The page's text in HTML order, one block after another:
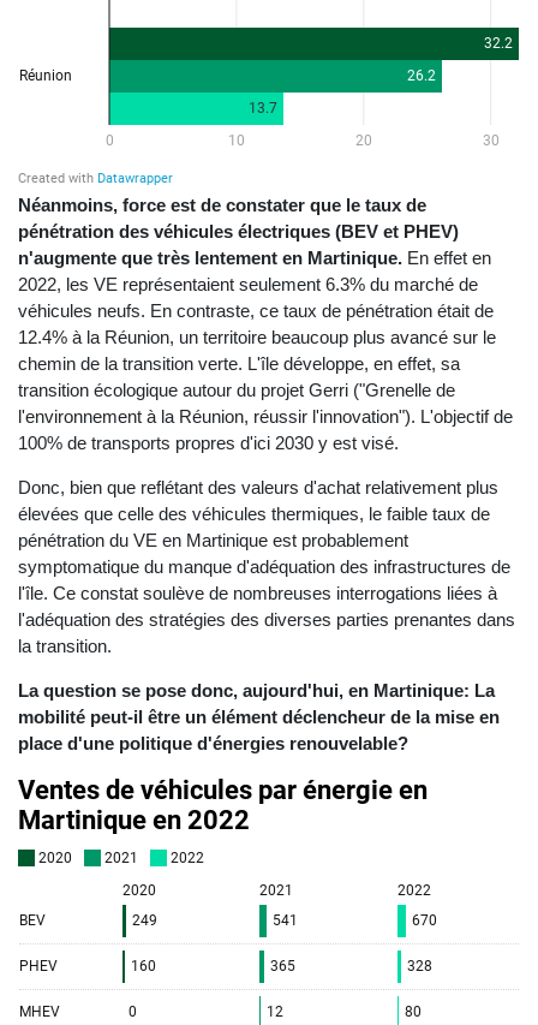
Néanmoins, force est de constater que le taux de
pénétration des véhicules électriques (BEV et PHEV)
n'augmente que très lentement en Martinique. En effet en
2022, les VE représentaient seulement 6.3% du marché de
véhicules neufs. En contraste, ce taux de pénétration était de
12.4% à la Réunion, un territoire beaucoup plus avancé sur le
chemin de la transition verte. L'île développe, en effet, sa
transition écologique autour du projet Gerri ("Grenelle de
l'environnement à la Réunion, réussir l'innovation"). L'objectif de
100% de transports propres d'ici 2030 y est visé.
Donc, bien que reflétant des valeurs d'achat relativement plus
élevées que celle des véhicules thermiques, le faible taux de
pénétration du VE en Martinique est probablement
symptomatique du manque d'adéquation des infrastructures de
l'île. Ce constat soulève de nombreuses interrogations liées à
l'adéquation des stratégies des diverses parties prenantes dans
la transition.
La question se pose donc, aujourd'hui, en Martinique: La
mobilité peut-il être un élément déclencheur de la mise en
place d'une politique d'énergies renouvelable?